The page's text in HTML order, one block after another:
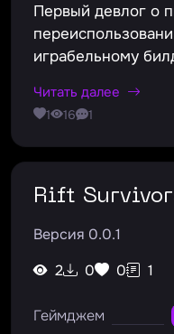
Первый девлог о
играбельному
Читать далее
1 16 1
Rift
Версия 0.0.1
2
0 0 1
Геймджем